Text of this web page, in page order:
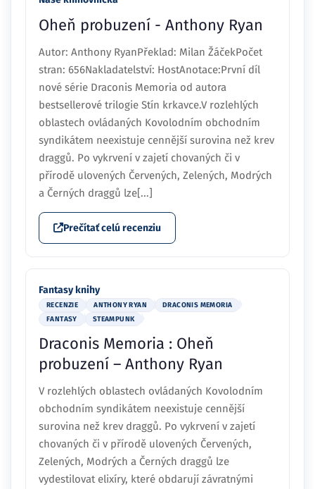
Oheň probuzení - Anthony Ryan
Autor: Anthony RyanPřeklad: Milan ŽáčekPočet
stran: 656Nakladatelství: HostAnotace:První díl
nové série Draconis Memoria od autora
bestsellerové trilogie Stín krkavce.V rozlehlých
oblastech ovládaných Kovolodním obchodním
syndikátem neexistuje cennější surovina než krev
draggů. Po vykrvení v zajetí chovaných či v
přírodě ulovených Červených, Zelených, Modrých
a Černých draggů lze[...]
Prečítať celú recenziu
Fantasy knihy
RECENZIE ANTHONY RYAN
DRACONIS MEMORIA
FANTASY
STEAMPUNK
Draconis Memoria : Oheň
probuzení – Anthony Ryan
V rozlehlých oblastech ovládaných Kovolodním
obchodním syndikátem neexistuje cennější
surovina než krev draggů. Po vykrvení v zajetí
chovaných či v přírodě ulovených Červených,
Zelených, Modrých a Černých draggů lze
vydestilovat elixíry, které obdarují závratnými